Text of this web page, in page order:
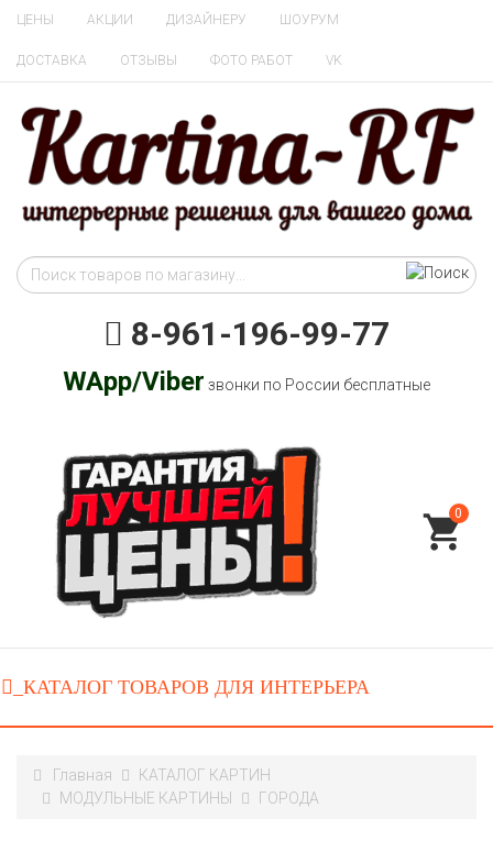
ЦЕНЫ АКЦИИ ДИЗАЙНЕРУ ШОУРУМ
ДОСТАВКА ОТЗЫВЫ ФОТО РАБОТ VK
8-961-196-99-77
WApp/Viber звонки по России бесплатные
0
Главная
КАТАЛОГ КАРТИН
МОДУЛЬНЫЕ КАРТИНЫ
ГОРОДА